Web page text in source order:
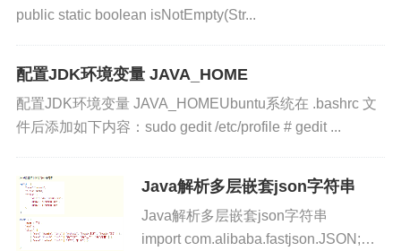
版权声明 查看本站相关条款。
版权声明：本文由
发布，如需转载请注明出
处。
public static boolean isNotEmpty(Str...
配置JDK环境变量 JAVA_HOME
配置JDK环境变量 JAVA_HOMEUbuntu系统在 .bashrc 文
件后添加如下内容：sudo gedit /etc/profile # gedit ...
Java解析多层嵌套json字符串
Java解析多层嵌套json字符串
import com.alibaba.fastjson.JSON;